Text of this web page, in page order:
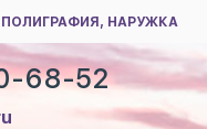
НАРУЖКА
68-52